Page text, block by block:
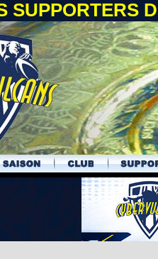
SUPPORTERS